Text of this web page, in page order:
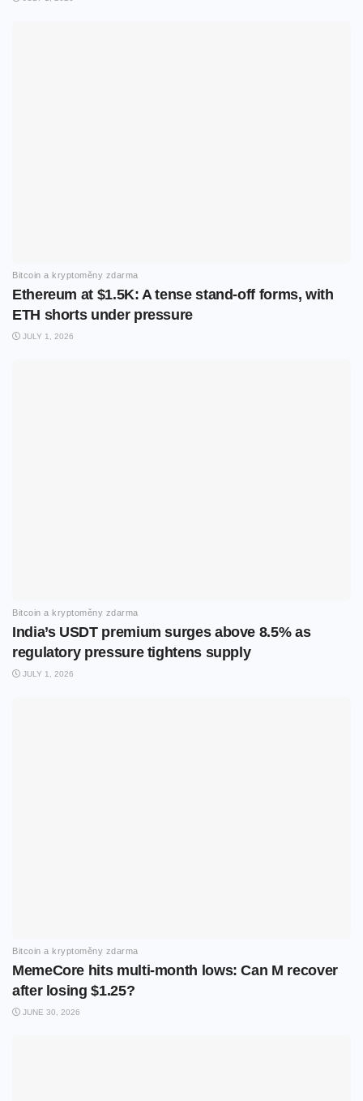
Bitcoin a kryptoměny zdarma
Ethereum at $1.5K: A tense stand-off forms, with
ETH shorts under pressure
JULY 1, 2026
Bitcoin a kryptoměny zdarma
India’s USDT premium surges above 8.5% as
regulatory pressure tightens supply
JULY 1, 2026
Bitcoin a kryptoměny zdarma
MemeCore hits multi-month lows: Can M recover
after losing $1.25?
JUNE 30, 2026